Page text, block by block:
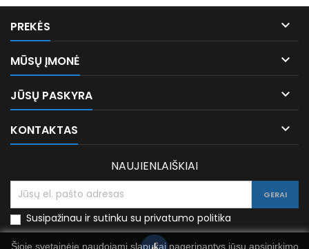
PREKĖS 
MŪSŲ ĮMONĖ 
JŪSŲ PASKYRA 
KONTAKTAS 
Šioje svetainėje naudojami slapukai pagerinantys jūsų apsipirkimo
NAUJIENLAIŠKIAI
Susipažinau ir sutinku su privatumo politika